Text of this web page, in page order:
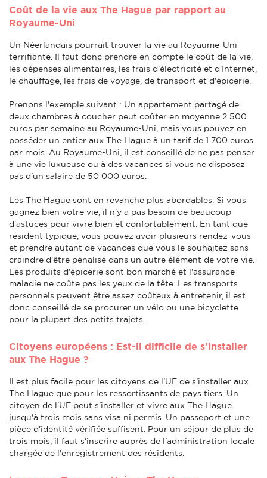
Coût de la vie aux The Hague par rapport au
Royaume-Uni
Un Néerlandais pourrait trouver la vie au Royaume-Uni
terrifiante. Il faut donc prendre en compte le coût de la vie,
les dépenses alimentaires, les frais d'électricité et d'Internet,
le chauffage, les frais de voyage, de transport et d'épicerie.
Prenons l'exemple suivant : Un appartement partagé de
deux chambres à coucher peut coûter en moyenne 2 500
euros par semaine au Royaume-Uni, mais vous pouvez en
posséder un entier aux The Hague à un tarif de 1 700 euros
par mois. Au Royaume-Uni, il est conseillé de ne pas penser
à une vie luxueuse ou à des vacances si vous ne disposez
pas d'un salaire de 50 000 euros.
Les The Hague sont en revanche plus abordables. Si vous
gagnez bien votre vie, il n'y a pas besoin de beaucoup
d'astuces pour vivre bien et confortablement. En tant que
résident typique, vous pouvez avoir plusieurs rendez-vous
et prendre autant de vacances que vous le souhaitez sans
craindre d'être pénalisé dans un autre élément de votre vie.
Les produits d'épicerie sont bon marché et l'assurance
maladie ne coûte pas les yeux de la tête. Les transports
personnels peuvent être assez coûteux à entretenir, il est
donc conseillé de se procurer un vélo ou une bicyclette
pour la plupart des petits trajets.
Citoyens européens : Est-il difficile de s'installer
aux The Hague ?
Il est plus facile pour les citoyens de l'UE de s'installer aux
The Hague que pour les ressortissants de pays tiers. Un
citoyen de l'UE peut s'installer et vivre aux The Hague
jusqu'à trois mois sans visa ni permis. Un passeport et une
pièce d'identité vérifiée suffisent. Pour un séjour de plus de
trois mois, il faut s'inscrire auprès de l'administration locale
chargée de l'enregistrement des résidents.